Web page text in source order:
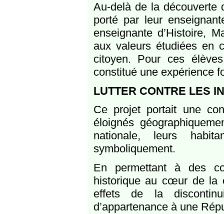
Au-delà de la découverte
porté par leur
enseignante d’Histoire,
aux valeurs étudiées en
citoyen. Pour ces
constitué une expérience
LUTTER CONTRE LES
Ce projet portait une
éloignés
nationale, leurs
symboliquement.
En permettant à des
historique au cœur de la
effets de la
d’appartenance à une